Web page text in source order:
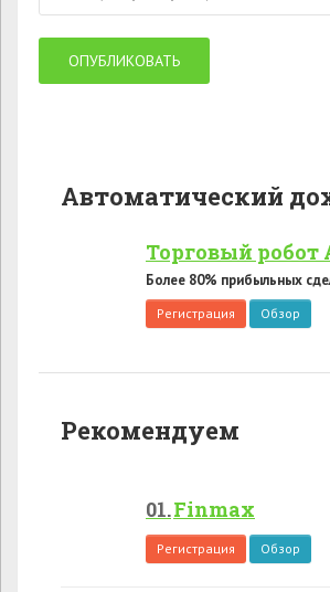
Автоматический
Торговый робот
Более 80% прибыльных
Регистрация Обзор
Рекомендуем
Finmax
Регистрация Обзор